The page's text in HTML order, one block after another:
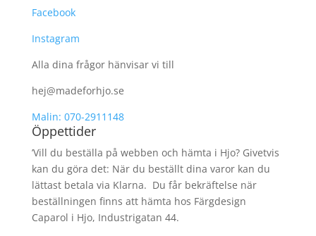
Facebook
Instagram
Alla dina frågor hänvisar vi till
hej@madeforhjo.se
Malin: 070-2911148
Öppettider
’Vill du beställa på webben och hämta i Hjo? Givetvis
kan du göra det: När du beställt dina varor kan du
lättast betala via Klarna. Du får bekräftelse när
beställningen finns att hämta hos Färgdesign
Caparol i Hjo, Industrigatan 44.